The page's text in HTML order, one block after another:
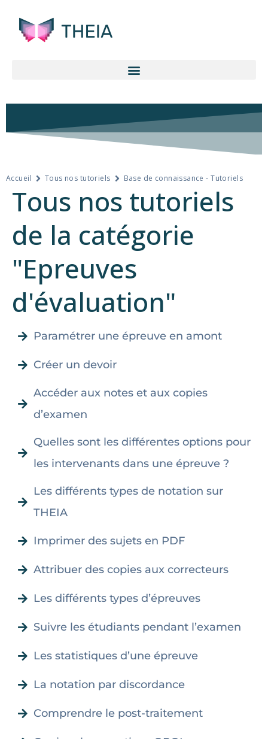
Accueil Tous nos tutoriels Base de connaissance - Tutoriels
Tous nos tutoriels
de la catégorie
"Epreuves
d'évaluation"
Paramétrer une épreuve en amont
Créer un devoir
Accéder aux notes et aux copies
d’examen
Quelles sont les différentes options pour
les intervenants dans une épreuve ?
Les différents types de notation sur
THEIA
Imprimer des sujets en PDF
Attribuer des copies aux correcteurs
Les différents types d’épreuves
Suivre les étudiants pendant l’examen
Les statistiques d’une épreuve
La notation par discordance
Comprendre le post-traitement